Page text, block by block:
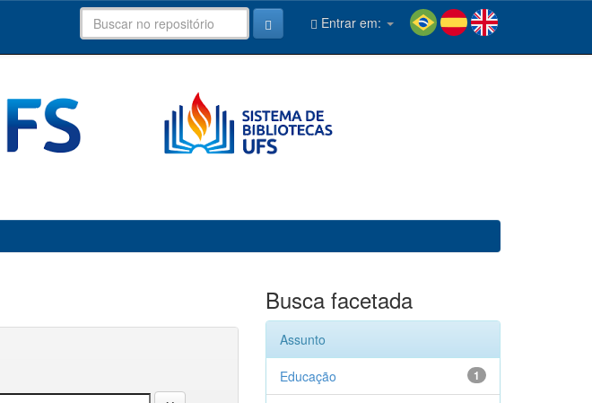
Entrar em:
Busca facetada
Assunto
1
Educação